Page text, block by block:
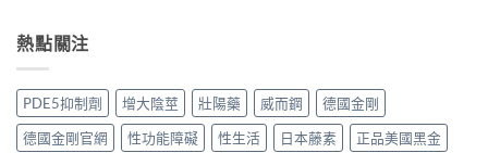
效
析：
從
秒
西
非
液
態
非）
值
得
買？
勁
效
真．
有
咁
勁？
熱點關注
PDE5抑制劑 增大陰莖 壯陽藥 威而鋼
德國金剛
德國金剛官網
性功能障礙 性生活 日本藤素 正品美國黑金